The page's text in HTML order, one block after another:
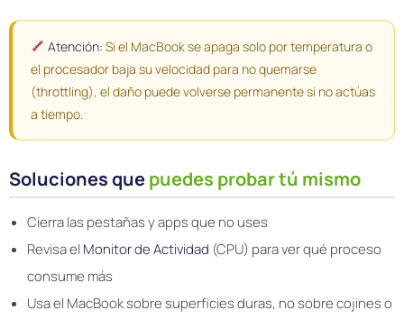
Atención: Si el MacBook se apaga solo por temperatura o
el procesador baja su velocidad para no quemarse
(throttling), el daño puede volverse permanente si no actúas
a tiempo.
Soluciones quepuedes probar tú mismo
Cierra las pestañas y apps que no uses
Revisa el Monitor de Actividad (CPU) para ver qué proceso
consume más
Usa el MacBook sobre superficies duras, no sobre cojines o